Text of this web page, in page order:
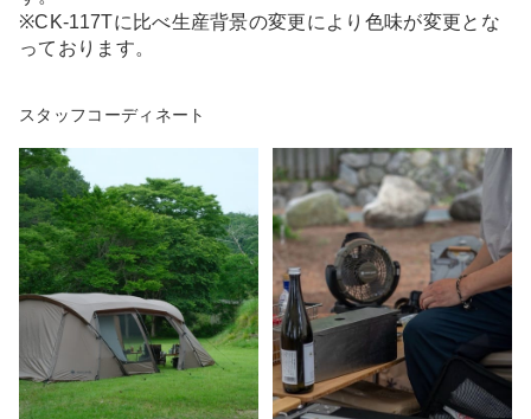
※CK-117Tに比べ生産背景の変更により色味が変更とな
っております。
スタッフコーディネート